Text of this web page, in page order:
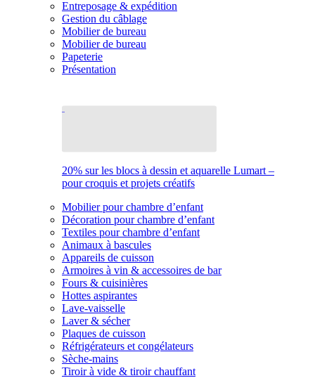
Entreposage & expédition
Gestion du câblage
Mobilier de bureau
Mobilier de bureau
Papeterie
Présentation
20% sur les blocs à dessin et aquarelle Lumart –
pour croquis et projets créatifs
Mobilier pour chambre d’enfant
Décoration pour chambre d’enfant
Textiles pour chambre d’enfant
Animaux à bascules
Appareils de cuisson
Armoires à vin & accessoires de bar
Fours & cuisinières
Hottes aspirantes
Lave-vaisselle
Laver & sécher
Plaques de cuisson
Réfrigérateurs et congélateurs
Sèche-mains
Tiroir à vide & tiroir chauffant